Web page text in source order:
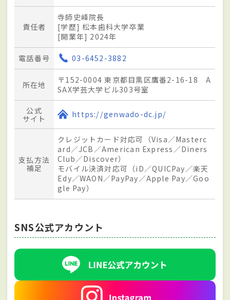
責任者
寺師史峰院長
[学歴] 松本歯科大学卒業
[開業年] 2024年
電話番号 03-6452-3882
所在地
〒152-0004 東京都目黒区鷹番2-16-18 A
SAX学芸大学ビル303号室
公式
サイト
https://genwado-dc.jp/
支払方法
補足
クレジットカード対応可（Visa／Masterc
ard／JCB／American Express／Diners
Club／Discover）
モバイル決済対応可（iD／QUICPay／楽天
Edy／WAON／PayPay／Apple Pay／Goo
gle Pay）
SNS公式アカウント